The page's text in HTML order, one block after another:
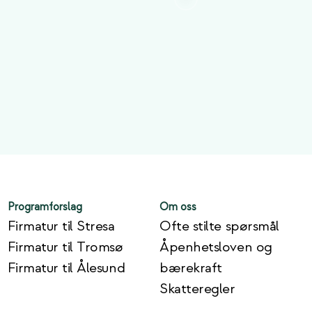
Programforslag
Firmatur til Stresa
Firmatur til Tromsø
Firmatur til Ålesund
Om oss
Ofte stilte spørsmål
Åpenhetsloven og
bærekraft
Skatteregler